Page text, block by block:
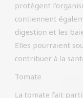
protègent
contiennent
digestion et les
Elles pourraient
contribuer à la
Tomate
La tomate fait